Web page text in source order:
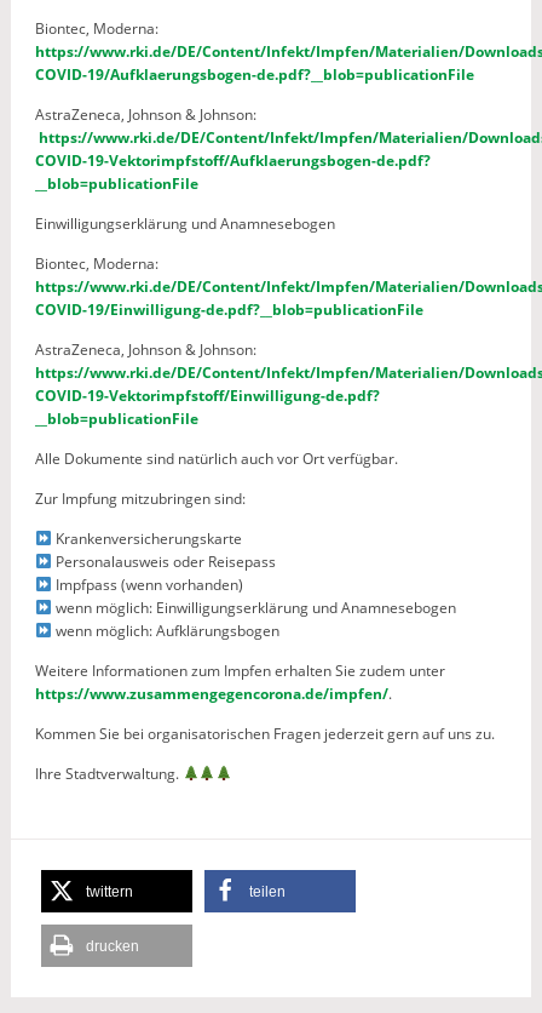
Biontec, Moderna:
https://www.rki.de/DE/Content/Infekt/Impfen/Materialien/
COVID-19/Aufklaerungsbogen-de.pdf?__blob=publicationFile
AstraZeneca, Johnson & Johnson:
https://www.rki.de/DE/Content/Infekt/Impfen/Materialien/
COVID-19-Vektorimpfstoff/Aufklaerungsbogen-de.pdf?
__blob=publicationFile
Einwilligungserklärung und Anamnesebogen
Biontec, Moderna:
https://www.rki.de/DE/Content/Infekt/Impfen/Materialien/
COVID-19/Einwilligung-de.pdf?__blob=publicationFile
AstraZeneca, Johnson & Johnson:
https://www.rki.de/DE/Content/Infekt/Impfen/Materialien/
COVID-19-Vektorimpfstoff/Einwilligung-de.pdf?
__blob=publicationFile
Alle Dokumente sind natürlich auch vor Ort verfügbar.
Zur Impfung mitzubringen sind:
Krankenversicherungskarte
Personalausweis oder Reisepass
Impfpass (wenn vorhanden)
wenn möglich: Einwilligungserklärung und Anamnesebogen
wenn möglich: Aufklärungsbogen
Weitere Informationen zum Impfen erhalten Sie zudem unter
https://www.zusammengegencorona.de/impfen/.
Kommen Sie bei organisatorischen Fragen jederzeit gern auf uns zu.
Ihre Stadtverwaltung.
twittern teilen
drucken